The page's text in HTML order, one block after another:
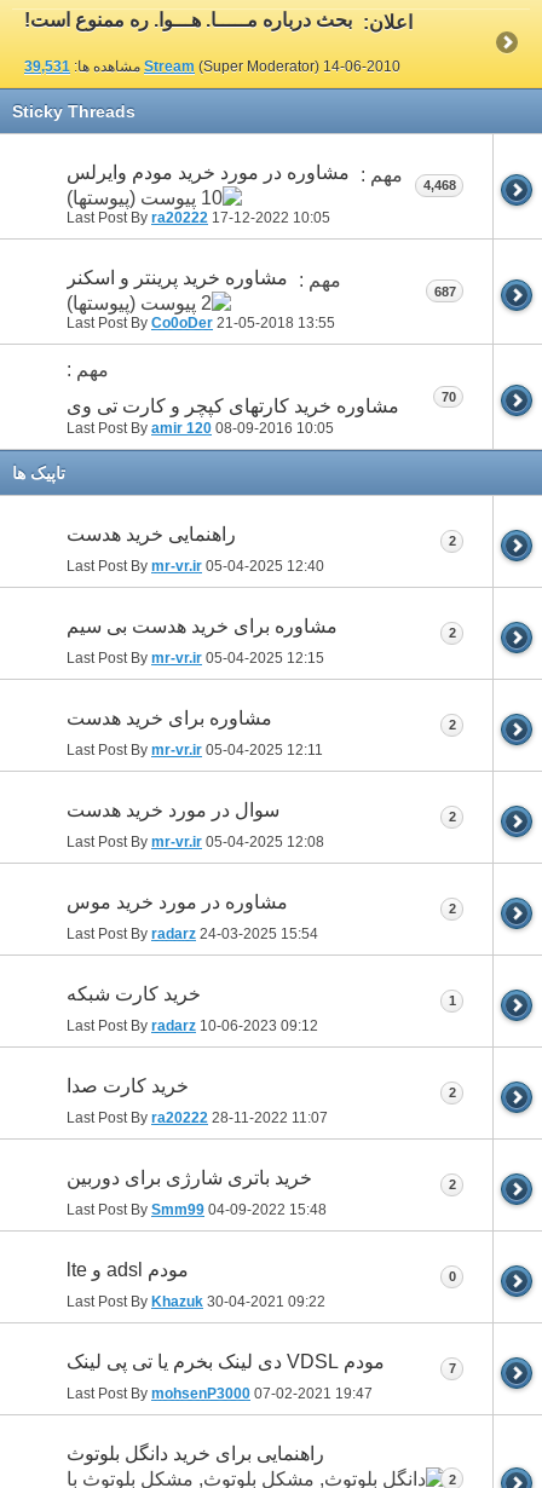
11
12
13
14
15
16
17 اعلان: بحث درباره مـــــا. هـــوا. ره ممنوع است!
Stream (Super Moderator) 14-06-2010 مشاهده ها: 39,531
Sticky Threads
مهم : مشاوره در مورد خرید مودم وایرلس
Last Post By ra20222 17-12-2022 10:05
4,468
مهم : مشاوره خرید پرینتر و اسکنر
Last Post By Co0oDer 21-05-2018 13:55
687
مهم :
مشاوره خرید کارتهای کپچر و کارت تی وی
Last Post By amir 120 08-09-2016 10:05
70
تاپيک ها
راهنمایی خرید هدست
Last Post By mr-vr.ir 05-04-2025 12:40
2
مشاوره برای خرید هدست بی سیم
Last Post By mr-vr.ir 05-04-2025 12:15
2
مشاوره برای خرید هدست
Last Post By mr-vr.ir 05-04-2025 12:11
2
سوال در مورد خرید هدست
Last Post By mr-vr.ir 05-04-2025 12:08
2
مشاوره در مورد خرید موس
Last Post By radarz 24-03-2025 15:54
2
خرید کارت شبکه
Last Post By radarz 10-06-2023 09:12
1
خرید کارت صدا
Last Post By ra20222 28-11-2022 11:07
2
خرید باتری شارژی برای دوربین
Last Post By Smm99 04-09-2022 15:48
2
مودم adsl و lte
Last Post By Khazuk 30-04-2021 09:22
0
مودم VDSL دی لینک بخرم یا تی پی لینک
Last Post By mohsenP3000 07-02-2021 19:47
7
راهنمایی برای خرید دانگل بلوتوث
2